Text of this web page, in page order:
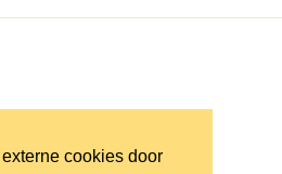
cookies door